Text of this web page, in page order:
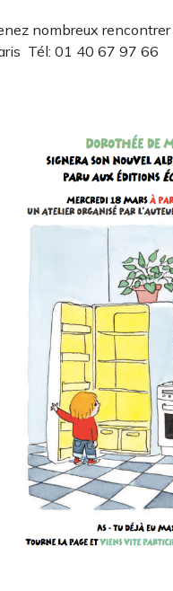
nombreux
Tél: 01 40 67 97 66